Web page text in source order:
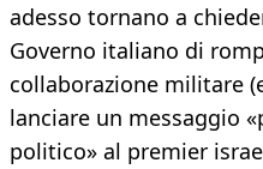
adesso tornano a
Governo italiano di
collaborazione militare
lanciare un messaggio
politico» al premier